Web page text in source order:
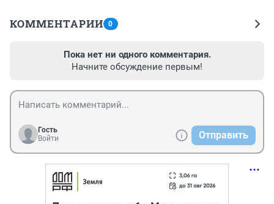
КОММЕНТАРИИ 0
Пока нет ни одного комментария.
Начните обсуждение первым!
Гость
Войти
Отправить